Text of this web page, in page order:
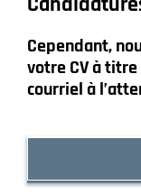
Cependant,
votre CV à titre
courriel à